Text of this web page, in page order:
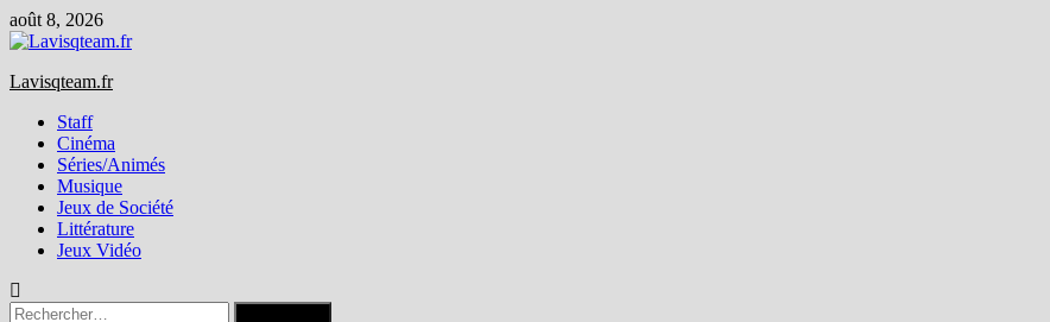
Passer
au
août 8, 2026
Lavisqteam.fr
Staff
Cinéma
Séries/Animés
Musique
Jeux de Société
Littérature
Jeux Vidéo
Rechercher :